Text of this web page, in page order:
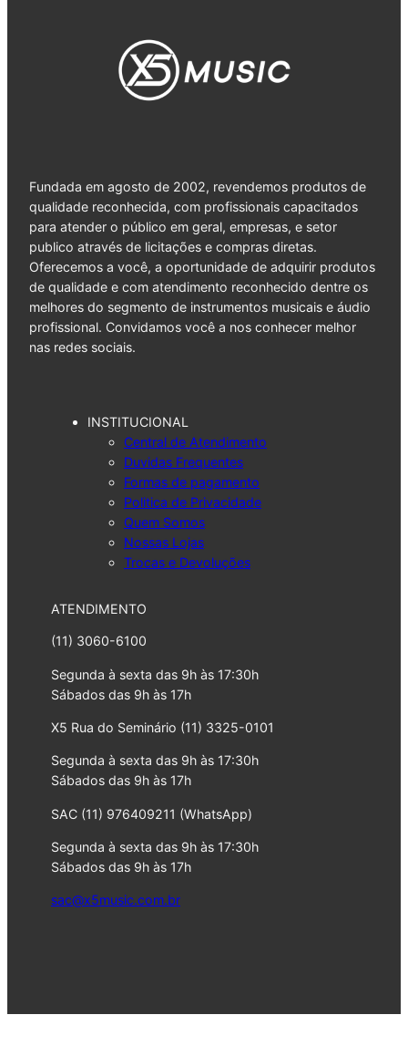
Fundada em agosto de 2002, revendemos produtos de
qualidade reconhecida, com profissionais capacitados
para atender o público em geral, empresas, e setor
publico através de licitações e compras diretas.
Oferecemos a você, a oportunidade de adquirir produtos
de qualidade e com atendimento reconhecido dentre os
melhores do segmento de instrumentos musicais e áudio
profissional. Convidamos você a nos conhecer melhor
nas redes sociais.
INSTITUCIONAL
Central de Atendimento
Duvidas Frequentes
Formas de pagamento
Politica de Privacidade
Quem Somos
Nossas Lojas
Trocas e Devoluções
ATENDIMENTO
(11) 3060-6100
Segunda à sexta das 9h às 17:30h
Sábados das 9h às 17h
X5 Rua do Seminário (11) 3325-0101
Segunda à sexta das 9h às 17:30h
Sábados das 9h às 17h
SAC (11) 976409211 (WhatsApp)
Segunda à sexta das 9h às 17:30h
Sábados das 9h às 17h
sac@x5music.com.br